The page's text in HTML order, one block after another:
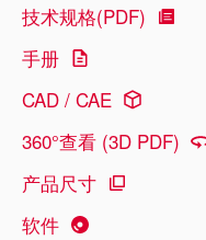
技术规格(PDF)
手册
CAD / CAE
360°查看 (3D PDF)
产品尺寸
软件